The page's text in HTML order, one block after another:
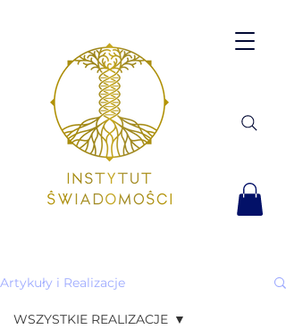
Artykuły i Realizacje
WSZYSTKIE REALIZACJE